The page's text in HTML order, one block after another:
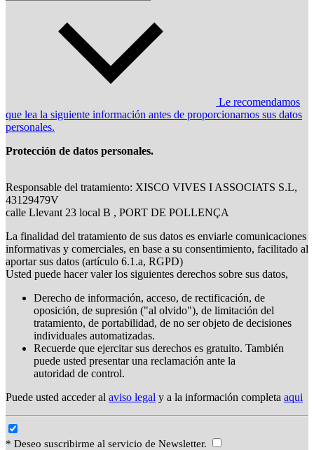
Le recomendamos
que lea la siguiente información antes de proporcionarnos sus datos
personales.
Protección de datos personales.
Responsable del tratamiento: XISCO VIVES I ASSOCIATS S.L,
43129479V
calle Llevant 23 local B , PORT DE POLLENÇA
La finalidad del tratamiento de sus datos es enviarle comunicaciones
informativas y comerciales, en base a su consentimiento, facilitado al
aportar sus datos (artículo 6.1.a, RGPD)
Usted puede hacer valer los siguientes derechos sobre sus datos,
Derecho de información, acceso, de rectificación, de
oposición, de supresión ("al olvido"), de limitación del
tratamiento, de portabilidad, de no ser objeto de decisiones
individuales automatizadas.
Recuerde que ejercitar sus derechos es gratuito. También
puede usted presentar una reclamación ante la
autoridad de control.
Puede usted acceder al aviso legal y a la información completa aqui
* Deseo suscribirme al servicio de Newsletter.